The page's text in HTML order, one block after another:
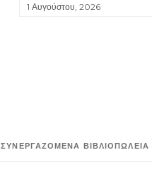
1 Αυγούστου, 2026
ΣΥΝΕΡΓΑΖΌΜΕΝΑ ΒΙΒΛΙΟΠΩΛΕΊΑ